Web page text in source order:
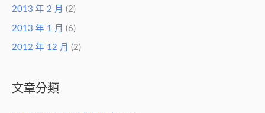
2013 年 2 月 (2)
2013 年 1 月 (6)
2012 年 12 月 (2)
文章分類